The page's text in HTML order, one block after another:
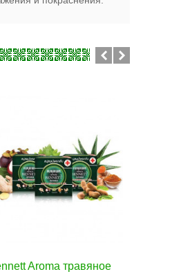
В корзину
Brothers Отбеливающее